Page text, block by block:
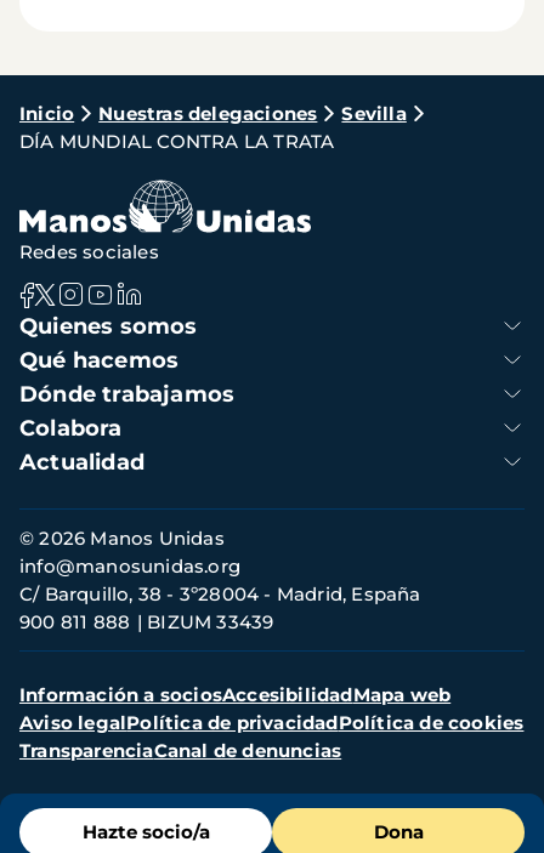
Ruta
de
navegación
Inicio Nuestras delegaciones
Sevilla
DÍA MUNDIAL CONTRA LA TRATA
Menú
de
Hazte socio/a Dona
Navegación
principal
Quienes somos
Qué hacemos
Dónde trabajamos
Colabora
Actualidad
Redes sociales
Información
de
contacto
© 2026 Manos Unidas
C/ Barquillo, 38 - 3º28004 - Madrid, España
900 811 888
BIZUM 33439
info@manosunidas.org
Menú
secundario
Información a sociosAccesibilidadMapa web
Aviso legalPolítica de privacidadPolítica de cookies
TransparenciaCanal de denuncias